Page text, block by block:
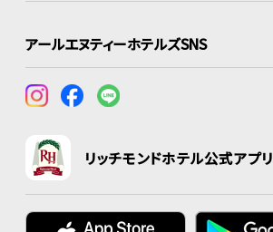
アールエヌティーホテルズSNS
リッチモンドホテル公式アプリ